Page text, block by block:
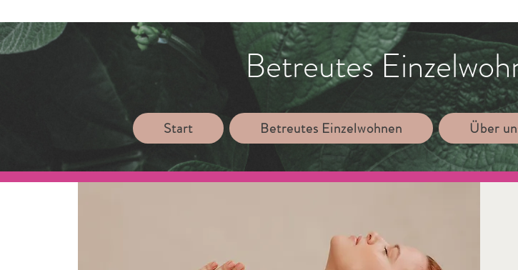
Betreutes
Start Betreutes Einzelwohnen Über